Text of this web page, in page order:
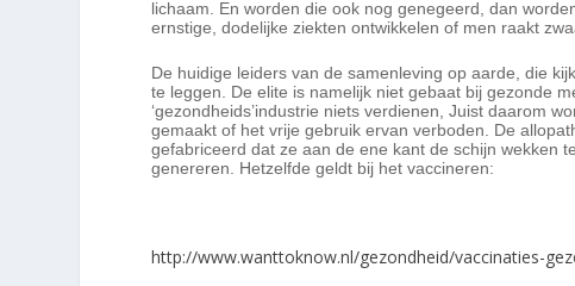
lichaam. En worden die ook nog genegeerd, dan
ernstige, dodelijke ziekten ontwikkelen of men raakt
De huidige leiders van de samenleving op aarde, die
te leggen. De elite is namelijk niet gebaat bij gezonde
‘gezondheids’industrie niets verdienen, Juist daarom
gemaakt of het vrije gebruik ervan verboden. De
gefabriceerd dat ze aan de ene kant de schijn wekken
genereren. Hetzelfde geldt bij het vaccineren:
http://www.wanttoknow.nl/gezondheid/vaccinaties-